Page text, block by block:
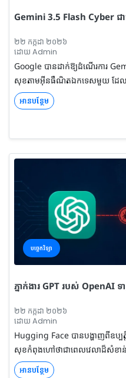
Gemini 3.5 Flash Cyber ​​ជ
២២ កក្កដា ២០២៦
ដោយ Admin
Google បានដាក់ឱ្យដំណើរការ
សុខតាមអ៊ីនធឺណិតឯកទេសមួយ ដែល
អានបន្ថែម
បច្ចេកវិទ្យា
ភ្នាក់ងារ GPT របស់
២២ កក្កដា ២០២៦
ដោយ Admin
Hugging Face បានបង្ហាញពីឧប្ប
សុខកំពុងហៅថាជាពេលវេលាដ៏សំខ
អានបន្ថែម